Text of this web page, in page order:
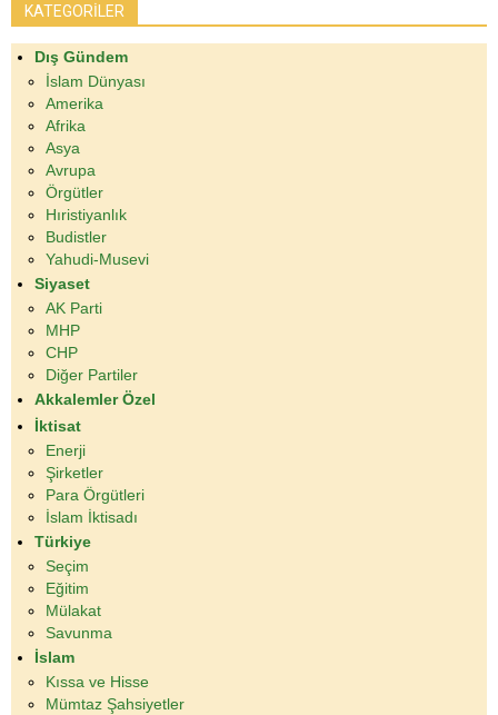
KATEGORİLER
Dış Gündem
İslam Dünyası
Amerika
Afrika
Asya
Avrupa
Örgütler
Hıristiyanlık
Budistler
Yahudi-Musevi
Siyaset
AK Parti
MHP
CHP
Diğer Partiler
Akkalemler Özel
İktisat
Enerji
Şirketler
Para Örgütleri
İslam İktisadı
Türkiye
Seçim
Eğitim
Mülakat
Savunma
İslam
Kıssa ve Hisse
Mümtaz Şahsiyetler